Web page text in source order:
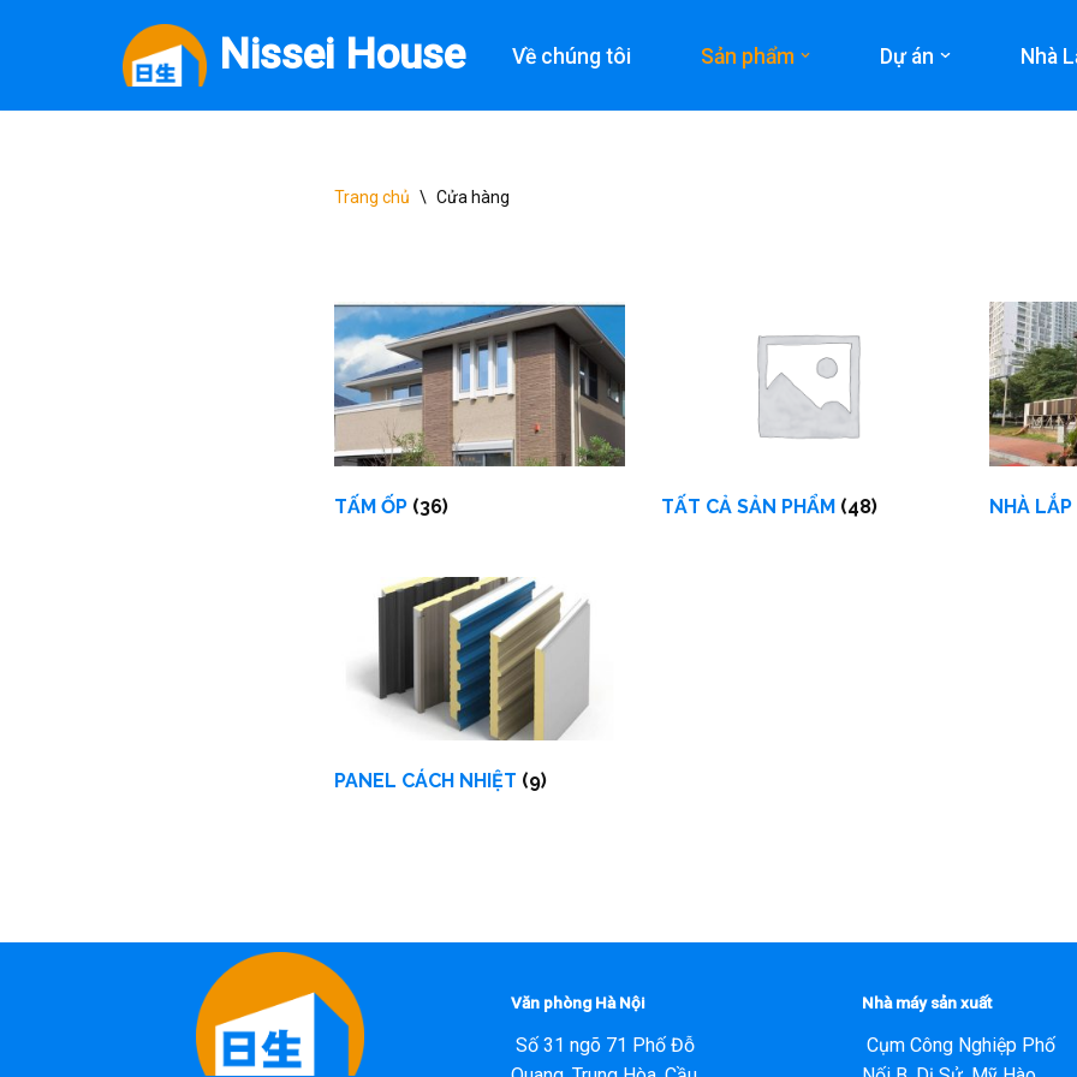
Nissei House Về chúng tôi Sản phẩm Dự án Nhà
Trang chủ \ Cửa hàng
TẤM ỐP (36) TẤT CẢ SẢN PHẨM (48) NHÀ LẮP
PANEL CÁCH NHIỆT (9)
Văn phòng Hà Nội
Số 31 ngõ 71 Phố Đỗ
Nhà máy sản xuất
Cụm Công Nghiệp Phố